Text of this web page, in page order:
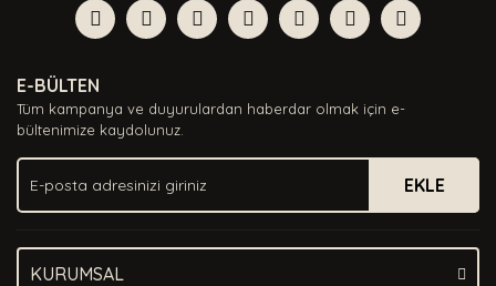
Yorum Yaz
Görüş ve önerileriniz için teşekkür ederiz.
Ürün açıklamasında eksik bilgiler bulunuyor.
Ürün bilgilerinde hatalar bulunuyor.
Ürün fiyatı diğer sitelerden daha pahalı.
Bu ürüne benzer farklı alternatifler olmalı.
E-BÜLTEN
Tüm kampanya ve duyurulardan haberdar olmak için e-
bültenimize kaydolunuz.
EKLE
KURUMSAL